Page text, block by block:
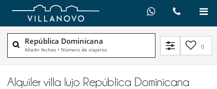
República Dominicana
Añadir fechas • Número de viajeros 0
Alquiler villa lujo República Dominicana